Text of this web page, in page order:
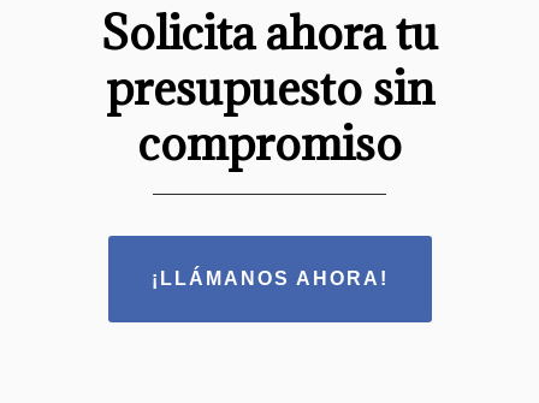
Solicita ahora tu
presupuesto sin
compromiso
¡LLÁMANOS AHORA!